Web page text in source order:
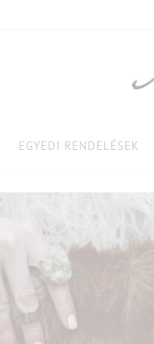
EGYEDI RENDELÉSEK